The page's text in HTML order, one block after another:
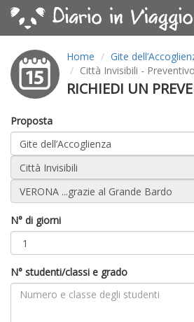
Home
Gite
Città Invisibili - Preventivo
RICHIEDI UN
Proposta
N° di giorni
N° studenti/classi e grado